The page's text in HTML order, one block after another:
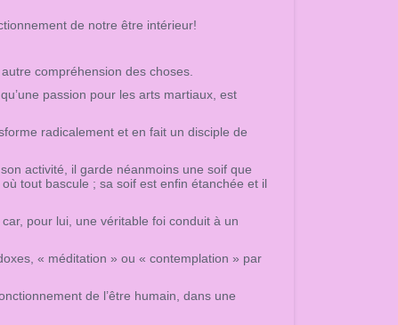
de notre être intérieur!
compréhension des choses.
passion pour les arts martiaux, est
radicalement et en fait un disciple de
activité, il garde néanmoins une soif que
tout bascule ; sa soif est enfin étanchée et il
pour lui, une véritable foi conduit à un
« méditation » ou « contemplation » par
de l’être humain, dans une